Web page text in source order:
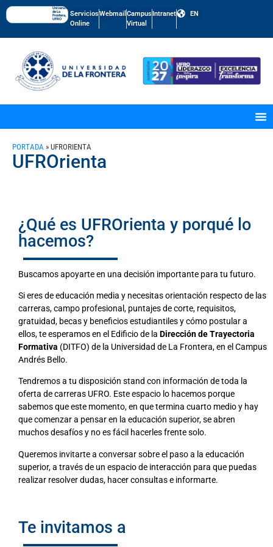
Universidad
de La
Frontera,
UFRO
Servicios
Online
Webmail Campus
Virtual
Intranet EN
PORTADA » UFRORIENTA
UFROrienta
¿Qué es UFROrienta y porqué lo
hacemos?
Buscamos apoyarte en una decisión importante para tu futuro.
Si eres de educación media y necesitas orientación respecto de las
carreras, campo profesional, puntajes de corte, requisitos,
gratuidad, becas y beneficios estudiantiles y cómo postular a
ellos, te esperamos en el Edificio de la Dirección de Trayectoria
Formativa (DITFO) de la Universidad de La Frontera, en el Campus
Andrés Bello.
Tendremos a tu disposición stand con información de toda la
oferta de carreras UFRO. Este espacio lo hacemos porque
sabemos que este momento, en que termina cuarto medio y hay
que comenzar a pensar en la educación superior, se abren
muchos desafíos y no es fácil hacerles frente solo.
Queremos invitarte a conversar sobre el paso a la educación
superior, a través de un espacio de interacción para que puedas
realizar resolver dudas, hacer consultas e informarte.
Te invitamos a